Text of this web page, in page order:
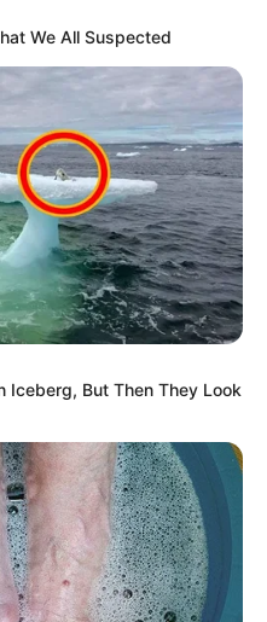
We All Suspected
Iceberg, But Then They Look